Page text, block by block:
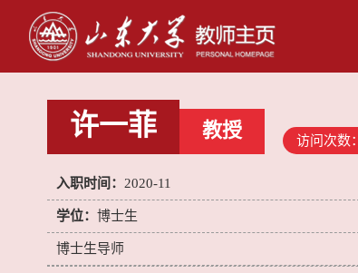
许一菲 教授 访问次数：
入职时间： 2020-11
学位： 博士生
博士生导师